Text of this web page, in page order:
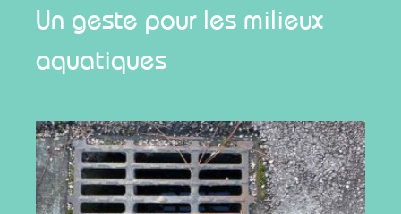
Un geste pour les milieux
aquatiques